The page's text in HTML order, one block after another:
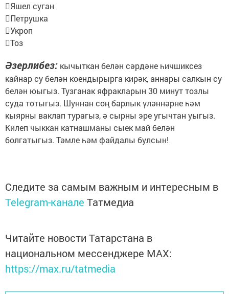
Яшел суган
Петрушка
Укроп
Тоз
Әзерлибез: кычыткан белән сәрдәне һичшиксез
кайнар су белән коендырырга кирәк, аннары салкын су
белән юыгыз. Тузганак яфракларын 30 минут тозлы
суда тотыгыз. Шуннан соң барлык үләннәрне һәм
кыярны ваклап турагыз, ә сырны эре угычтан уыгыз.
Килеп чыккан катнашманы сыек май белән
болгатыгыз. Тәмле һәм файдалы булсын!
Следите за самым важным и интересным в
Telegram-канале Татмедиа
Читайте новости Татарстана в
национальном мессенджере MАХ:
https://max.ru/tatmedia